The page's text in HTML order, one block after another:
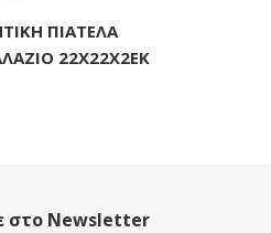
ΠΙΑΤΕΛΑ
22Χ22Χ2ΕΚ
στο Newsletter